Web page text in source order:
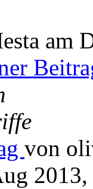
am
von